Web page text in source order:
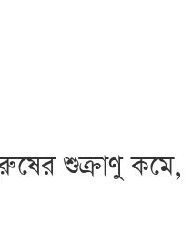
শুক্রাণু কমে,